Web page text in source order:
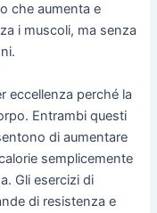
che aumenta e
i muscoli, ma senza
eccellenza perché la
Entrambi questi
di aumentare
semplicemente
Gli esercizi di
di resistenza e